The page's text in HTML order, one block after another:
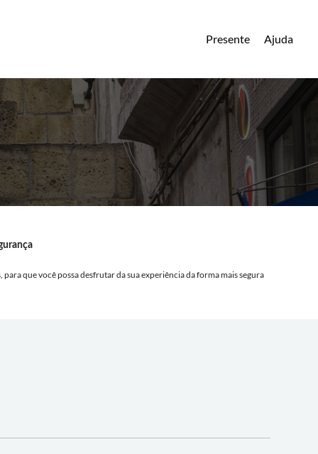
Presente Ajuda
para que você possa desfrutar da sua experiência da forma mais segura